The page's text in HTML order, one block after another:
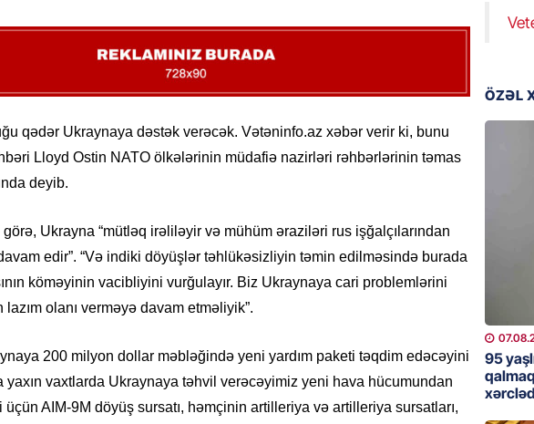
qədər Ukraynaya dəstək verəcək. Vətəninfo.az xəbər verir ki, bunu
Lloyd Ostin NATO ölkələrinin müdafiə nazirləri rəhbərlərinin təmas
deyib.
Ukrayna “mütləq irəliləyir və mühüm əraziləri rus işğalçılarından
edir”. “Və indiki döyüşlər təhlükəsizliyin təmin edilməsində burada
köməyinin vacibliyini vurğulayır. Biz Ukraynaya cari problemlərini
lazım olanı verməyə davam etməliyik”.
200 milyon dollar məbləğində yeni yardım paketi təqdim edəcəyini
yaxın vaxtlarda Ukraynaya təhvil verəcəyimiz yeni hava hücumundan
üçün AIM-9M döyüş sursatı, həmçinin artilleriya və artilleriya sursatları,
95
Çin
MANŞET
“Birgə
ÖZƏL
95